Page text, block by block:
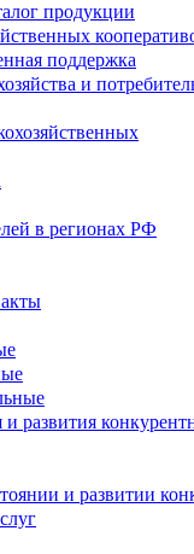
продукции
поддержка
и
в регионах РФ
развития
и развитии